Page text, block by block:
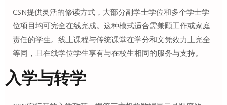
CSN提供灵活的修读方式，大部分副学士学位和多个学士学
位项目均可完全在线完成。这种模式适合需兼顾工作或家庭
责任的学生。线上课程与传统课堂在学分和文凭效力上完全
等同，且在线学位学生享有与在校生相同的服务与支持。
入学与转学